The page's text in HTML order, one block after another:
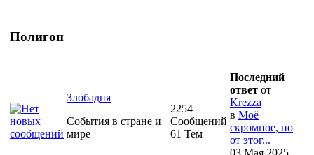
Полигон
Злобадня
События в стране и
мире
2254
Сообщений
61 Тем
Последний
ответ от
Krezza
в Моё
скромное, но
от этог...